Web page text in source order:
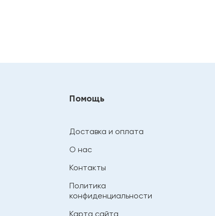
Помощь
Доставка и оплата
О нас
Контакты
Политика
конфиденциальности
Карта сайта